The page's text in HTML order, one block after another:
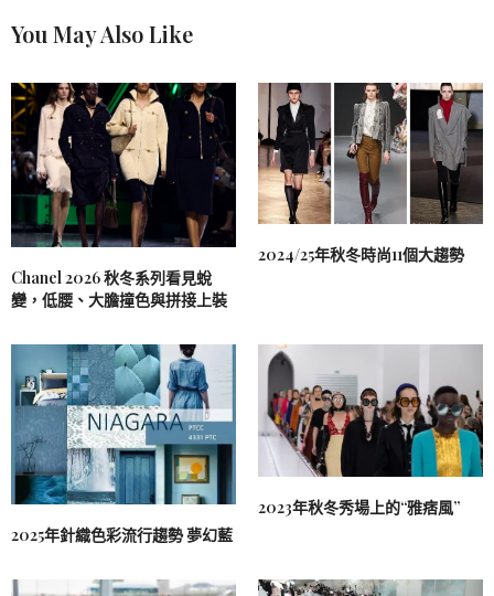
You May Also Like
Chanel 2026 秋冬系列看見蛻
變，低腰、大膽撞色與拼接上裝
2024/25年秋冬時尚11個大趨勢
2025年針織色彩流行趨勢 夢幻藍
2023年秋冬秀場上的“雅痞風”